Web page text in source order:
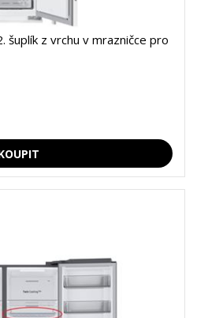
šuplík z vrchu v mrazničce pro